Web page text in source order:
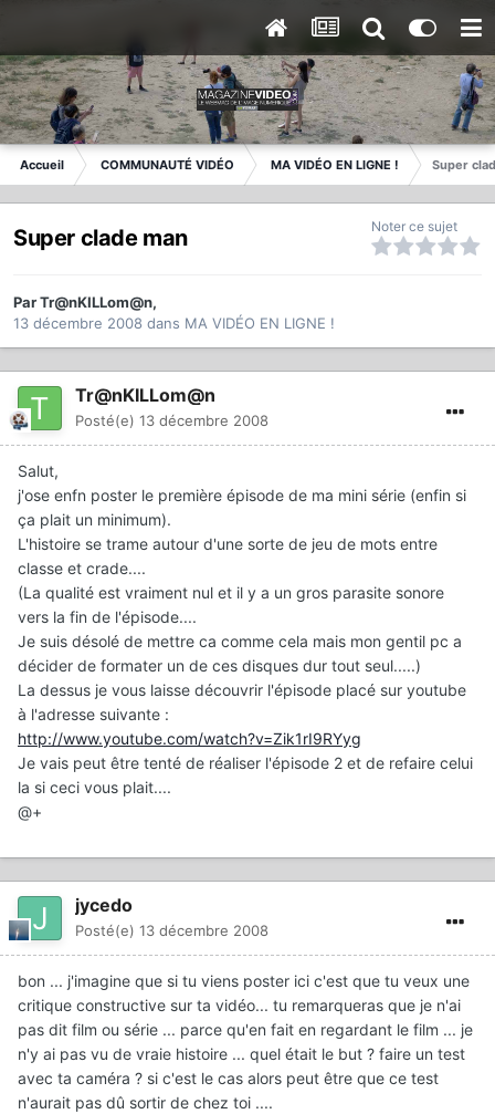
Accueil COMMUNAUTÉ VIDÉO MA VIDÉO EN LIGNE ! Super
Super clade man Noter ce sujet
ParTr@nKILLom@n,
13 décembre 2008 dans MA VIDÉO EN LIGNE !
Tr@nKILLom@n
Posté(e) 13 décembre 2008
Salut,
j'ose enfn poster le première épisode de ma mini série (enfin si
ça plait un minimum).
L'histoire se trame autour d'une sorte de jeu de mots entre
classe et crade....
(La qualité est vraiment nul et il y a un gros parasite sonore
vers la fin de l'épisode....
Je suis désolé de mettre ca comme cela mais mon gentil pc a
décider de formater un de ces disques dur tout seul.....)
La dessus je vous laisse découvrir l'épisode placé sur youtube
à l'adresse suivante :
http://www.youtube.com/watch?v=Zik1rI9RYyg
Je vais peut être tenté de réaliser l'épisode 2 et de refaire celui
la si ceci vous plait....
@+
jycedo
Posté(e) 13 décembre 2008
bon ... j'imagine que si tu viens poster ici c'est que tu veux une
critique constructive sur ta vidéo... tu remarqueras que je n'ai
pas dit film ou série ... parce qu'en fait en regardant le film ... je
n'y ai pas vu de vraie histoire ... quel était le but ? faire un test
avec ta caméra ? si c'est le cas alors peut être que ce test
n'aurait pas dû sortir de chez toi ....